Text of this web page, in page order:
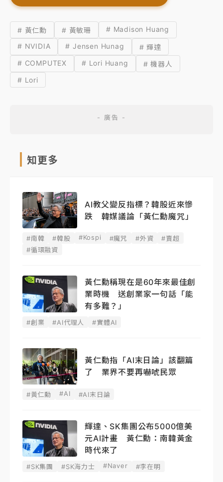
# 黃仁勳 # 黃敏珊
# Madison Huang
# NVIDIA
# Jensen Hunag
# 輝達
# COMPUTEX
# Lori Huang
# 機器人
# Lori
知更多
AI教父變反指標？韓股近來慘
跌 韓媒議論「黃仁勳魔咒」
#南韓 #韓股 #Kospi #魔咒 #外資
#賣超
#循環融資
黃仁勳稱現在是60年來最佳創
業時機 送創業家一句話「能
有多難？」
#創業 #AI代理人 #實體AI
黃仁勳指「AI末日論」該翻篇
了 業界不要再嚇唬民眾
#黃仁勳 #AI #AI末日論
輝達、SK集團公布5000億美
元AI計畫 黃仁勳：南韓黃金
時代來了
#SK集團 #SK海力士 #Naver #李在明